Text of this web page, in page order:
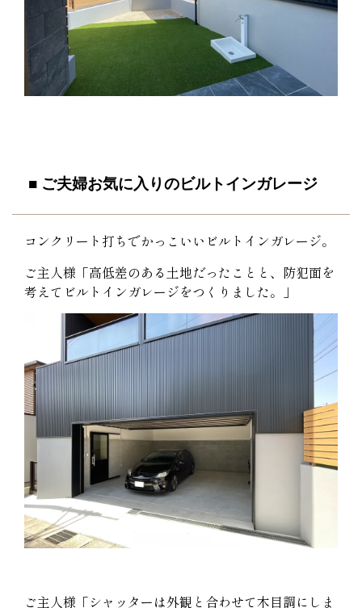
■ ご夫婦お気に入りのビルトインガレージ
コンクリート打ちでかっこいいビルトインガレージ。
ご主人様「高低差のある土地だったことと、防犯面を
考えてビルトインガレージをつくりました。」
ご主人様「シャッターは外観と合わせて木目調にしま